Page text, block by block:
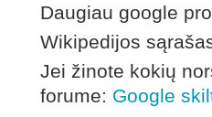
Daugiau google
Wikipedijos
Jei žinote kokių
forume: Google